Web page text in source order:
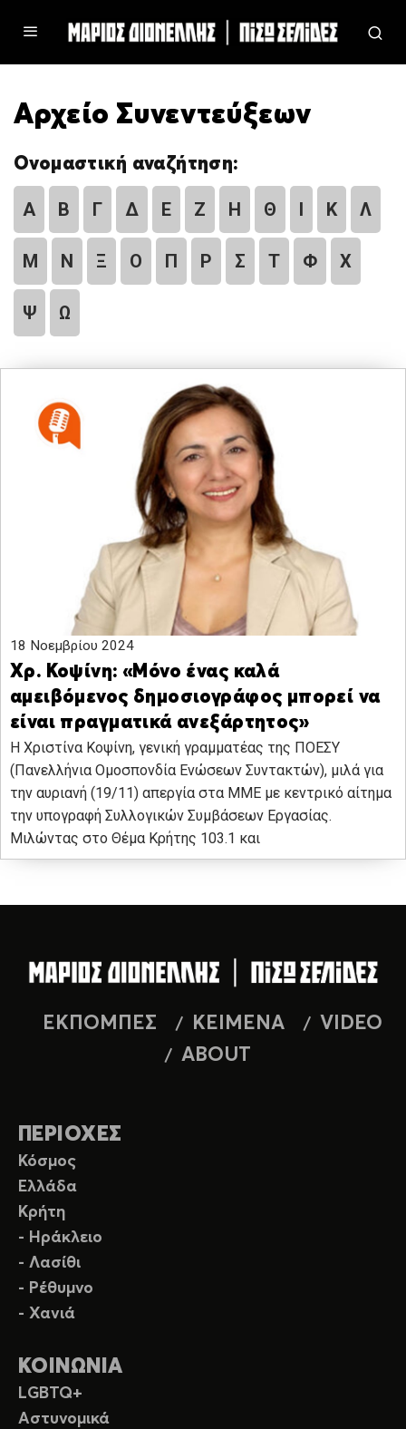
Αρχείο Συνεντεύξεων
Ονομαστική αναζήτηση:
Α Β Γ Δ Ε Ζ Η Θ Ι Κ Λ
Μ Ν Ξ Ο Π Ρ Σ Τ Φ Χ
Ψ Ω
18 Νοεμβρίου 2024
Χρ. Κοψίνη: «Μόνο ένας καλά
αμειβόμενος δημοσιογράφος μπορεί να
είναι πραγματικά ανεξάρτητος»
Η Χριστίνα Κοψίνη, γενική γραμματέας της ΠΟΕΣΥ
(Πανελλήνια Ομοσπονδία Ενώσεων Συντακτών), μιλά για
την αυριανή (19/11) απεργία στα ΜΜΕ με κεντρικό αίτημα
την υπογραφή Συλλογικών Συμβάσεων Εργασίας.
Μιλώντας στο Θέμα Κρήτης 103.1 και
ΕΚΠΟΜΠΕΣ ΚΕΙΜΕΝΑ
VIDEO
ABOUT
ΠΕΡΙΟΧΕΣ
Κόσμος
Ελλάδα
Κρήτη
- Ηράκλειο
- Λασίθι
- Ρέθυμνο
- Χανιά
ΚΟΙΝΩΝΙΑ
LGBTQ+
Αστυνομικά